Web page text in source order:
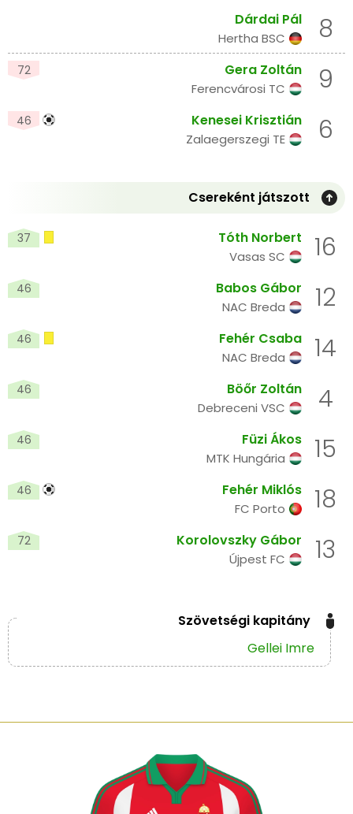
8
Dárdai Pál
Hertha BSC
9
Gera Zoltán
72
Ferencvárosi TC
6
Kenesei Krisztián
46
Zalaegerszegi TE
Csereként játszott
16
Tóth Norbert
37
Vasas SC
12
Babos Gábor
46
NAC Breda
14
Fehér Csaba
46
NAC Breda
4
Böőr Zoltán
46
Debreceni VSC
15
Füzi Ákos
46
MTK Hungária
18
Fehér Miklós
46
FC Porto
13
Korolovszky Gábor
72
Újpest FC
Szövetségi kapitány
Gellei Imre